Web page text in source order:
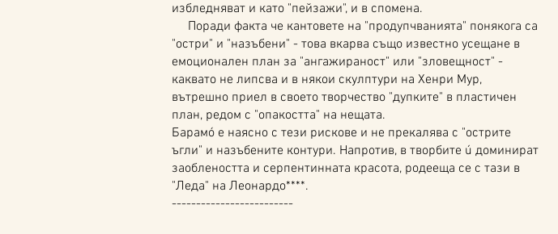
избледняват и като "пейзажи", и в спомена.
Поради факта че кантовете на "продупчванията" понякога са
"остри" и "назъбени" - това вкарва също известно усещане в
емоционален план за "ангажираност" или "зловещност" -
каквато не липсва и в някои скулптури на Хенри Мур,
вътрешно приел в своето творчество "дупките" в пластичен
план, редом с "опакостта" на нещата.
Барамó е наясно с тези рискове и не прекалява с "острите
ъгли" и назъбените контури. Напротив, в творбите ú доминират
заоблеността и серпентинната красота, родееща се с тази в
"Леда" на Леонардо****.
-------------------------